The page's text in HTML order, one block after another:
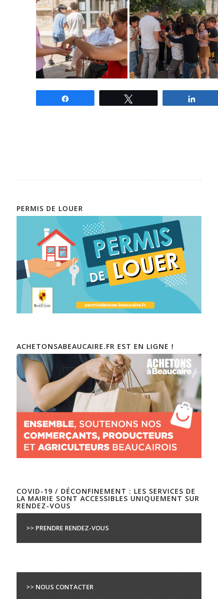
PERMIS DE LOUER
ACHETONSABEAUCAIRE.FR EST EN LIGNE !
COVID-19 / DÉCONFINEMENT : LES SERVICES DE
LA MAIRIE SONT ACCESSIBLES UNIQUEMENT SUR
RENDEZ-VOUS
>> PRENDRE RENDEZ-VOUS
>> NOUS CONTACTER